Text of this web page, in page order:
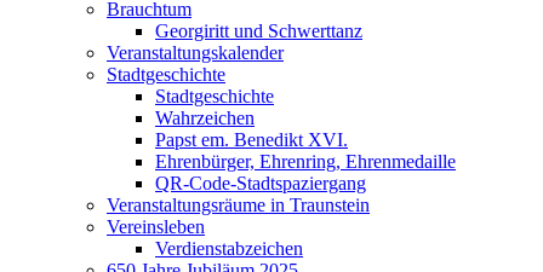
Brauchtum
Georgiritt und Schwerttanz
Veranstaltungskalender
Stadtgeschichte
Stadtgeschichte
Wahrzeichen
Papst em. Benedikt XVI.
Ehrenbürger, Ehrenring, Ehrenmedaille
QR-Code-Stadtspaziergang
Veranstaltungsräume in Traunstein
Vereinsleben
Verdienstabzeichen